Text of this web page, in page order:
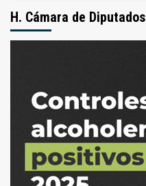
H. Cámara de Diputados